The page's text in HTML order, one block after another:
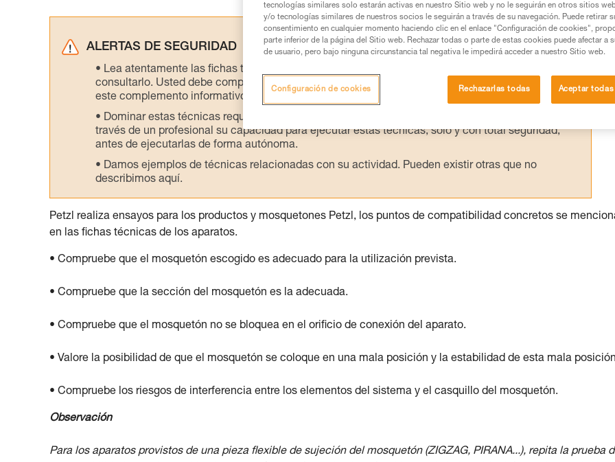
ALERTAS DE SEGURIDAD
Lea atentamente las fichas técnicas de los productos utilizados en este consejo antes de
consultarlo. Usted debe comprender la información de la ficha técnica para poder comprender
este complemento informativo.
Dominar estas técnicas requiere una formación y un entrenamiento específico. Confirme a
través de un profesional su capacidad para ejecutar estas técnicas, solo y con total seguridad,
antes de ejecutarlas de forma autónoma.
Damos ejemplos de técnicas relacionadas con su actividad. Pueden existir otras que no
describimos aquí.
Petzl realiza ensayos para los productos y mosquetones Petzl, los puntos de compatibilidad concretos se
en las fichas técnicas de los aparatos.
• Compruebe que el mosquetón escogido es adecuado para la utilización prevista.
• Compruebe que la sección del mosquetón es la adecuada.
• Compruebe que el mosquetón no se bloquea en el orificio de conexión del aparato.
• Valore la posibilidad de que el mosquetón se coloque en una mala posición y la estabilidad de esta mala
• Compruebe los riesgos de interferencia entre los elementos del sistema y el casquillo del mosquetón.
Observación
Para los aparatos provistos de una pieza flexible de sujeción del mosquetón (ZIGZAG, PIRANA...), repita la prueba
tecnologías similares solo estarán activas en nuestro Sitio web y no le seguirán en otros sitios
y/o tecnologías similares de nuestros socios le seguirán a través de su navegación. Puede retirar
consentimiento en cualquier momento haciendo clic en el enlace "Configuración de cookies",
parte inferior de la página del Sitio web. Rechazar todas o parte de estas cookies puede afectar a
de usuario, pero bajo ninguna circunstancia tal negativa le impedirá acceder a nuestro Sitio web.
Rechazarlas todas Aceptar
Configuración de cookies